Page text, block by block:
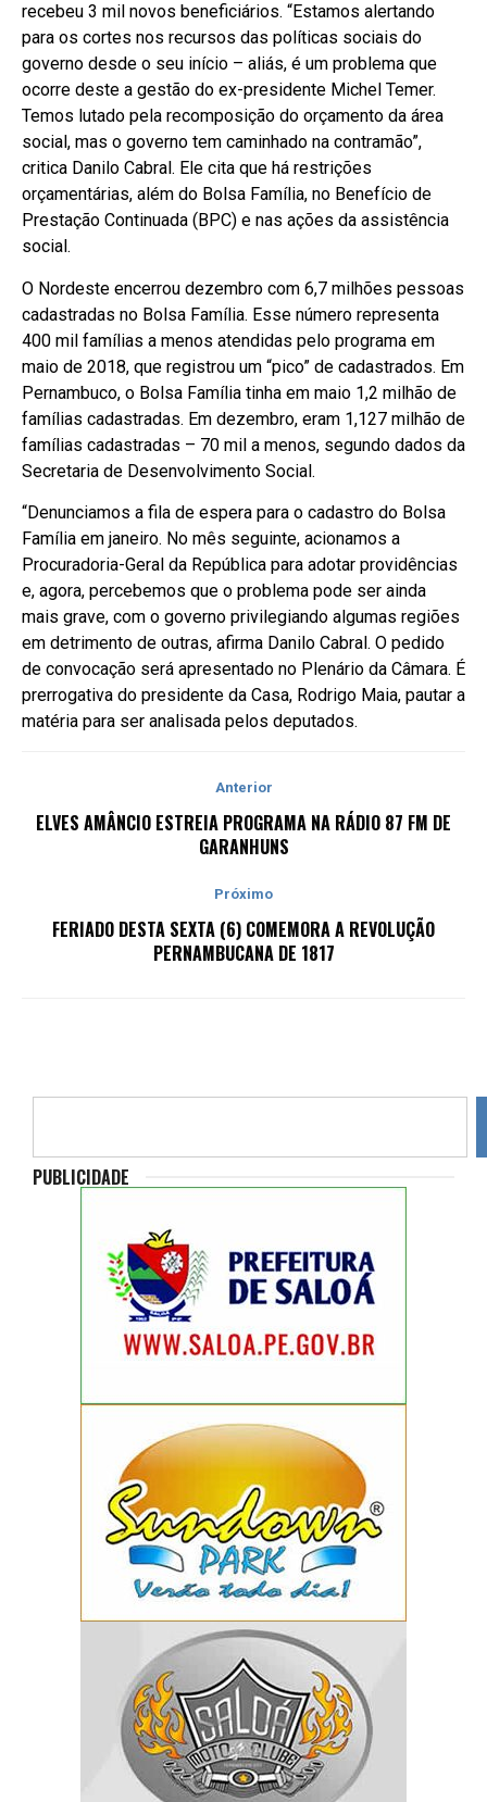
recebeu 3 mil novos beneficiários. “Estamos alertando
para os cortes nos recursos das políticas sociais do
governo desde o seu início – aliás, é um problema que
ocorre deste a gestão do ex-presidente Michel Temer.
Temos lutado pela recomposição do orçamento da área
social, mas o governo tem caminhado na contramão”,
critica Danilo Cabral. Ele cita que há restrições
orçamentárias, além do Bolsa Família, no Benefício de
Prestação Continuada (BPC) e nas ações da assistência
social.
O Nordeste encerrou dezembro com 6,7 milhões pessoas
cadastradas no Bolsa Família. Esse número representa
400 mil famílias a menos atendidas pelo programa em
maio de 2018, que registrou um “pico” de cadastrados. Em
Pernambuco, o Bolsa Família tinha em maio 1,2 milhão de
famílias cadastradas. Em dezembro, eram 1,127 milhão de
famílias cadastradas – 70 mil a menos, segundo dados da
Secretaria de Desenvolvimento Social.
“Denunciamos a fila de espera para o cadastro do Bolsa
Família em janeiro. No mês seguinte, acionamos a
Procuradoria-Geral da República para adotar providências
e, agora, percebemos que o problema pode ser ainda
mais grave, com o governo privilegiando algumas regiões
em detrimento de outras, afirma Danilo Cabral. O pedido
de convocação será apresentado no Plenário da Câmara. É
prerrogativa do presidente da Casa, Rodrigo Maia, pautar a
matéria para ser analisada pelos deputados.
Anterior
ELVES AMÂNCIO ESTREIA PROGRAMA NA RÁDIO 87 FM DE
GARANHUNS
Próximo
FERIADO DESTA SEXTA (6) COMEMORA A REVOLUÇÃO
PERNAMBUCANA DE 1817
PUBLICIDADE